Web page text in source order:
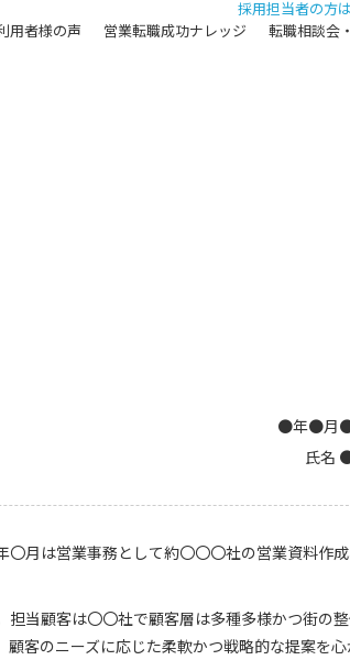
採用担当者の方
用者様の声 営業転職成功ナレッジ 転職相談会
●年●月●
氏
月は営業事務として約〇〇〇社の営業資料作
当顧客は〇〇社で顧客層は多種多様かつ街の
客のニーズに応じた柔軟かつ戦略的な提案を